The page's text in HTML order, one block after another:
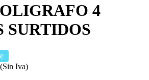
4
SURTIDOS
Iva)